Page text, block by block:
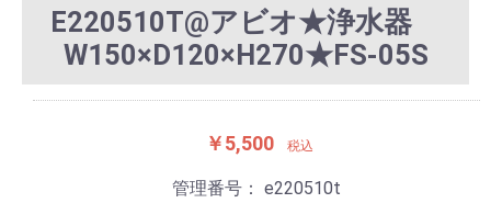
E220510T@アビオ★浄水器
W150×D120×H270★FS-05S
￥5,500 税込
管理番号： e220510t